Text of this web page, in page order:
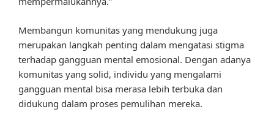
Membangun komunitas yang mendukung juga
merupakan langkah penting dalam mengatasi stigma
terhadap gangguan mental emosional. Dengan adanya
komunitas yang solid, individu yang mengalami
gangguan mental bisa merasa lebih terbuka dan
didukung dalam proses pemulihan mereka.